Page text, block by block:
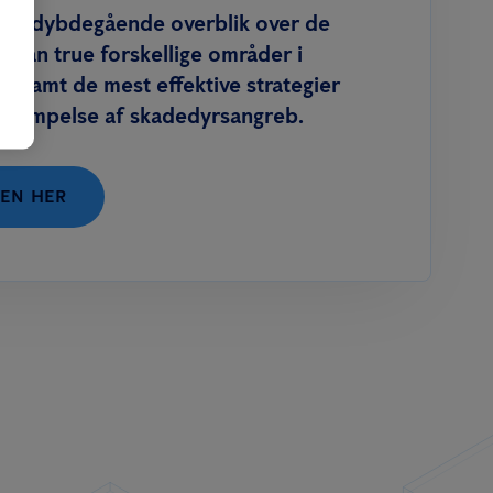
et dybdegående overblik over de
kan true forskellige områder i
samt de mest effektive strategier
af skadedyrsangreb.
HER